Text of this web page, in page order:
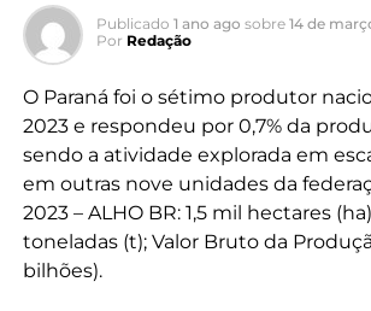
Publicado 1 ano ago sobre 14 de
Por Redação
O Paraná foi o sétimo produtor
2023 e respondeu por 0,7% da
sendo a atividade explorada em
em outras nove unidades da
2023 – ALHO BR: 1,5 mil hectares
toneladas (t); Valor Bruto da
bilhões).